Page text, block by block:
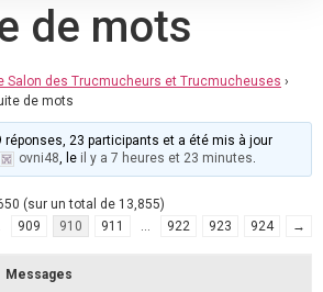
de mots
Salon des Trucmucheurs et Trucmucheuses ›
de mots
23 participants et a été mis à jour
ovni48, le il y a 7 heures et 23 minutes.
(sur un total de 13,855)
909 910 911 … 922 923 924 →
Messages